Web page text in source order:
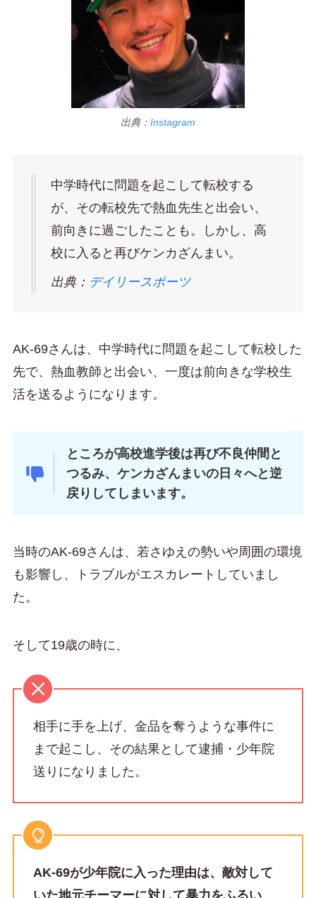
出典： Instagram
中学時代に問題を起こして転校する
が、その転校先で熱血先生と出会い、
前向きに過ごしたことも。しかし、高
校に入ると再びケンカざんまい。
出典： デイリースポーツ
AK-69さんは、中学時代に問題を起こして転校した
先で、熱血教師と出会い、一度は前向きな学校生
活を送るようになります。
ところが高校進学後は再び不良仲間と
つるみ、ケンカざんまいの日々へと逆
戻りしてしまいます。
当時のAK-69さんは、若さゆえの勢いや周囲の環境
も影響し、トラブルがエスカレートしていまし
た。
そして19歳の時に、
相手に手を上げ、金品を奪うような事件に
まで起こし、その結果として逮捕・少年院
送りになりました。
AK-69が少年院に入った理由は、敵対して